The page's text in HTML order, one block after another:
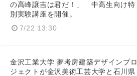
の高峰譲吉は君だ！」 中高生向け特
別実験講座を開催。
7/22 13:30
金沢工業大学 夢考房建築デザインプロ
ジェクトが金沢美術工芸大学と石川県